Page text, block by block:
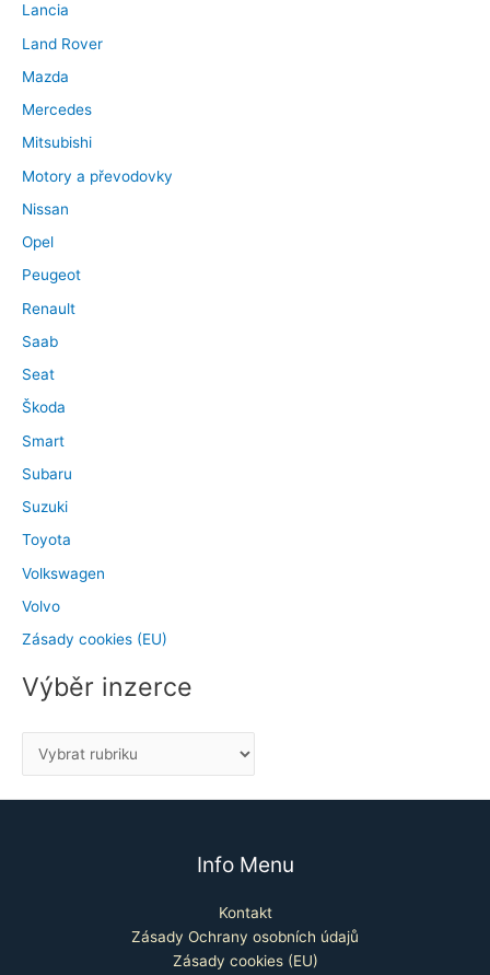
Lancia
Land Rover
Mazda
Mercedes
Mitsubishi
Motory a převodovky
Nissan
Opel
Peugeot
Renault
Saab
Seat
Škoda
Smart
Subaru
Suzuki
Toyota
Volkswagen
Volvo
Zásady cookies (EU)
Výběr inzerce
Info Menu
Kontakt
Zásady Ochrany osobních údajů
Zásady cookies (EU)